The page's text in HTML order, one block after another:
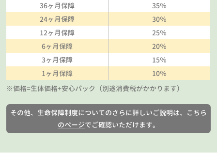
36ヶ月保障
35％
24ヶ月保障
30％
12ヶ月保障
25％
6ヶ月保障
20％
3ヶ月保障
15％
1ヶ月保障
10％
※価格=生体価格+安心パック（別途消費税がかかります）
その他、生命保障制度についてのさらに詳しいご説明は、 こちら
のページでご確認いただけます。